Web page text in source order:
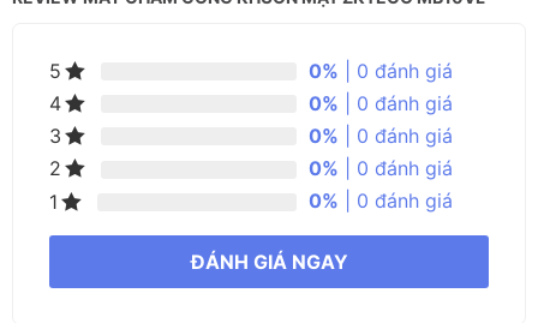
5 0% | 0 đánh giá
4
0% | 0 đánh giá
3
0% | 0 đánh giá
2
0% | 0 đánh giá
1
0% | 0 đánh giá
ĐÁNH GIÁ NGAY